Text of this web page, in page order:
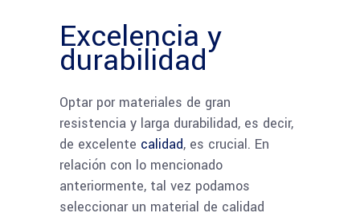
Excelencia y
durabilidad
Optar por materiales de gran
resistencia y larga durabilidad, es decir,
de excelente calidad, es crucial. En
relación con lo mencionado
anteriormente, tal vez podamos
seleccionar un material de calidad